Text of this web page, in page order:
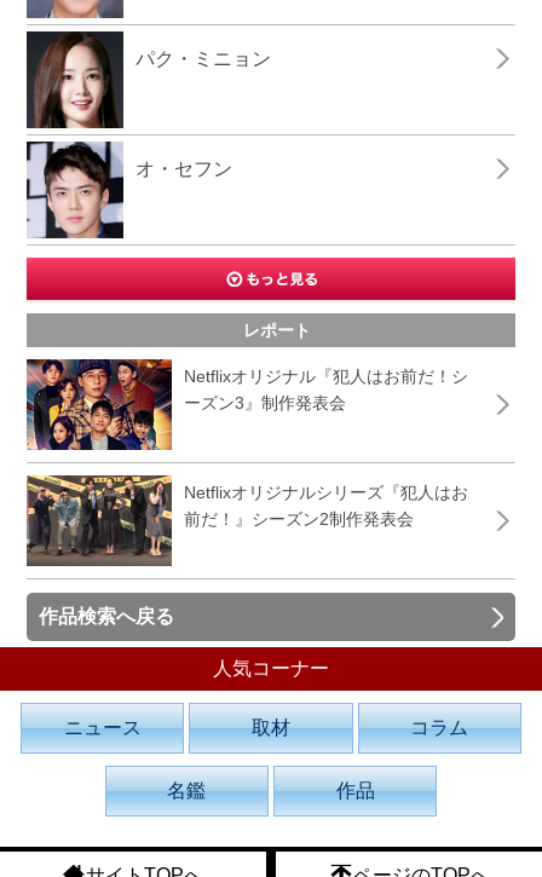
パク・ミニョン
オ・セフン
レポート
Netflixオリジナル『犯人はお前だ！シ
ーズン3』制作発表会
Netflixオリジナルシリーズ『犯人はお
前だ！』シーズン2制作発表会
作品検索へ戻る
人気コーナー
ニュース 取材 コラム
名鑑 作品